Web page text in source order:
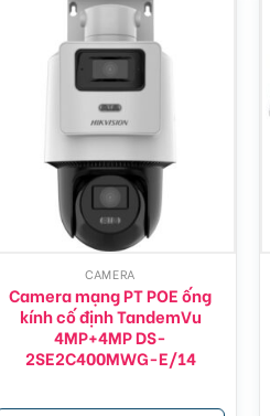
CAMERA
Camera mạng PT POE ống
kính cố định TandemVu
4MP+4MP DS-
2SE2C400MWG-E/14